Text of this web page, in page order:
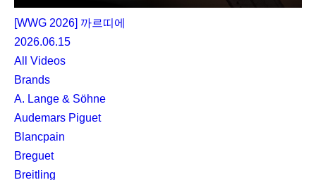
[WWG 2026] 까르띠에
2026.06.15
All Videos
Brands
A. Lange & Söhne
Audemars Piguet
Blancpain
Breguet
Breitling